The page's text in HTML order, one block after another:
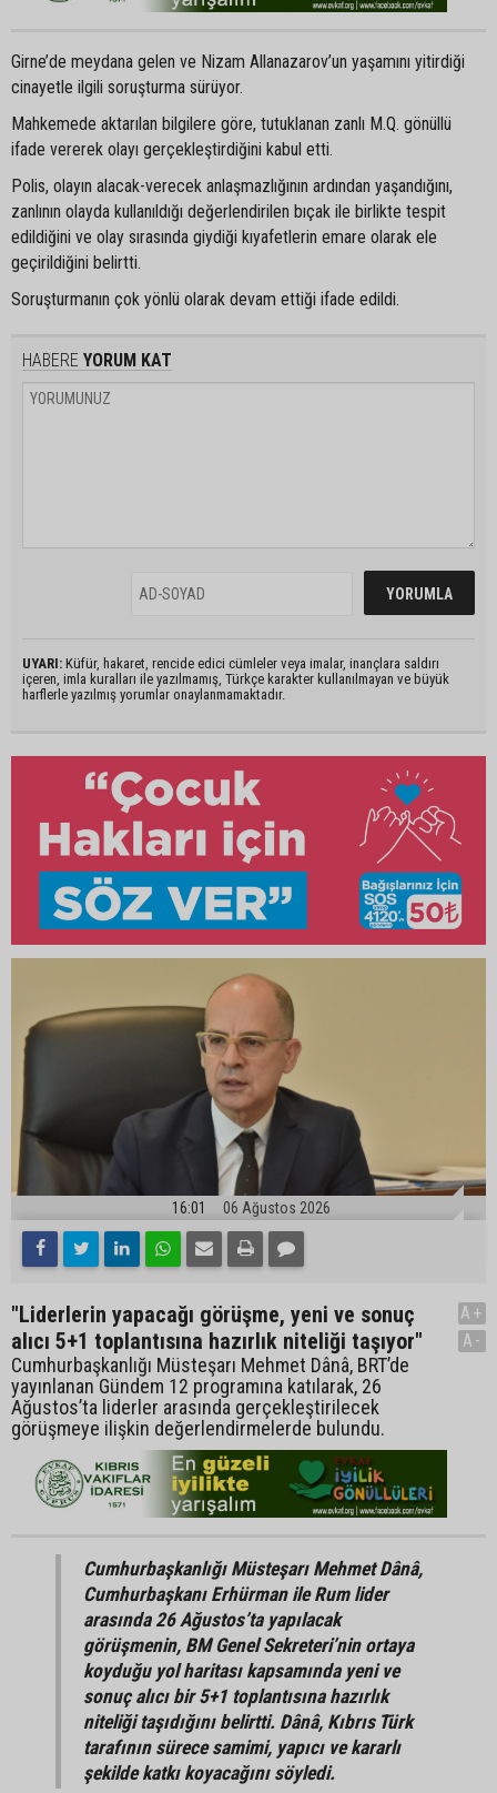
Girne’de meydana gelen ve Nizam Allanazarov’un yaşamını yitirdiği
cinayetle ilgili soruşturma sürüyor.
Mahkemede aktarılan bilgilere göre, tutuklanan zanlı M.Q. gönüllü
ifade vererek olayı gerçekleştirdiğini kabul etti.
Polis, olayın alacak-verecek anlaşmazlığının ardından yaşandığını,
zanlının olayda kullanıldığı değerlendirilen bıçak ile birlikte tespit
edildiğini ve olay sırasında giydiği kıyafetlerin emare olarak ele
geçirildiğini belirtti.
Soruşturmanın çok yönlü olarak devam ettiği ifade edildi.
HABERE YORUM KAT
UYARI: Küfür, hakaret, rencide edici cümleler veya imalar, inançlara saldırı
içeren, imla kuralları ile yazılmamış, Türkçe karakter kullanılmayan ve büyük
harflerle yazılmış yorumlar onaylanmamaktadır.
16:01 06 Ağustos 2026
"Liderlerin yapacağı görüşme, yeni ve sonuç
alıcı 5+1 toplantısına hazırlık niteliği taşıyor"
Cumhurbaşkanlığı Müsteşarı Mehmet Dânâ, BRT’de
yayınlanan Gündem 12 programına katılarak, 26
Ağustos’ta liderler arasında gerçekleştirilecek
görüşmeye ilişkin değerlendirmelerde bulundu.
A+
A-
Cumhurbaşkanlığı Müsteşarı Mehmet Dânâ,
Cumhurbaşkanı Erhürman ile Rum lider
arasında 26 Ağustos’ta yapılacak
görüşmenin, BM Genel Sekreteri’nin ortaya
koyduğu yol haritası kapsamında yeni ve
sonuç alıcı bir 5+1 toplantısına hazırlık
niteliği taşıdığını belirtti. Dânâ, Kıbrıs Türk
tarafının sürece samimi, yapıcı ve kararlı
şekilde katkı koyacağını söyledi.